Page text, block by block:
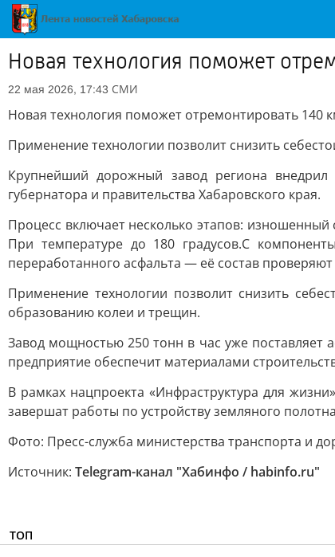
Новая технология поможет
22 мая 2026, 17:43 СМИ
Новая технология поможет отремонтировать 140
Применение технологии позволит снизить
Крупнейший дорожный завод региона внедрил
губернатора и правительства Хабаровского края.
Процесс включает несколько этапов:
При температуре до 180 градусов.C
переработанного асфальта — её состав
Применение технологии позволит снизить
образованию колеи и трещин.
Завод мощностью 250 тонн в час уже поставляет
предприятие обеспечит материалами
В рамках нацпроекта «Инфраструктура для
завершат работы по устройству земляного
Фото: Пресс-служба министерства транспорта и
Источник: Telegram-канал "Хабинфо / habinfo.ru"
ТОП